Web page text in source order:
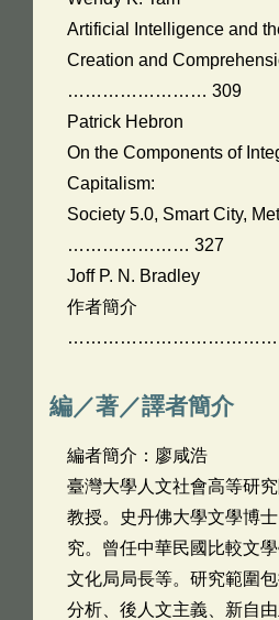
Artificial Intelligence and
Creation and
…………………… 309
Patrick Hebron
On the Components of
Capitalism:
Society 5.0, Smart City,
………………… 327
Joff P. N. Bradley
作者簡介
編／著／譯者簡介
編者簡介：廖咸浩
臺灣大學人文社會高等研
教授。史丹佛大學文學博
究。曾任中華民國比較文
文化局局長等。研究範圍
分析、後人文主義、新自